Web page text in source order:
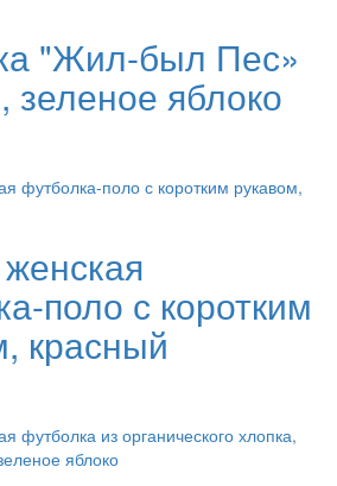
"Жил-был Пес»
зеленое яблоко
поло с коротким
красный